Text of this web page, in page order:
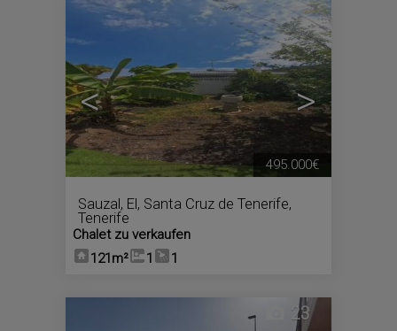
< >
Sauzal, El, Santa Cruz de Tenerife,
Tenerife
Chalet zu verkaufen
121m²
1 1
495.000€
23